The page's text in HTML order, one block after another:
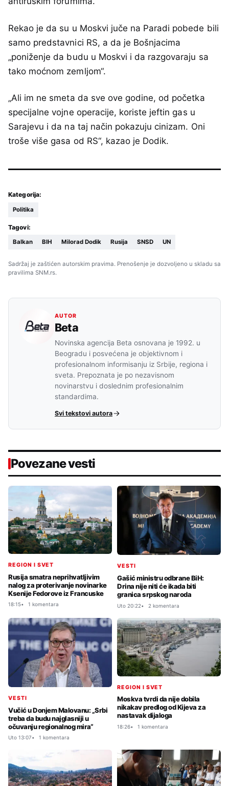
Rekao je da su u Moskvi juče na Paradi pobede bili
samo predstavnici RS, a da je Bošnjacima
„poniženje da budu u Moskvi i da razgovaraju sa
tako moćnom zemljom“.
„Ali im ne smeta da sve ove godine, od početka
specijalne vojne operacije, koriste jeftin gas u
Sarajevu i da na taj način pokazuju cinizam. Oni
troše više gasa od RS“, kazao je Dodik.
Kategorija:
Politika
Tagovi:
Balkan BIH Milorad Dodik Rusija SNSD UN
Sadržaj je zaštićen autorskim pravima. Prenošenje je dozvoljeno u skladu sa
pravilima SNM.rs.
AUTOR
Beta
Novinska agencija Beta osnovana je 1992. u
Beogradu i posvećena je objektivnom i
profesionalnom informisanju iz Srbije, regiona i
sveta. Prepoznata je po nezavisnom
novinarstvu i doslednim profesionalnim
standardima.
Svi tekstovi autora
Povezane vesti
REGION I SVET
Rusija smatra neprihvatljivim
nalog za proterivanje novinarke
Ksenije Fedorove iz Francuske
18:15 1 komentara
VESTI
Gašić ministru odbrane BiH:
Drina nije niti će ikada biti
granica srpskog naroda
Uto 20:22 2 komentara
VESTI
Vučić u Donjem Malovanu: „Srbi
treba da budu najglasniji u
očuvanju regionalnog mira“
Uto 13:07 1 komentara
REGION I SVET
Moskva tvrdi da nije dobila
nikakav predlog od Kijeva za
nastavak dijaloga
18:26 1 komentara